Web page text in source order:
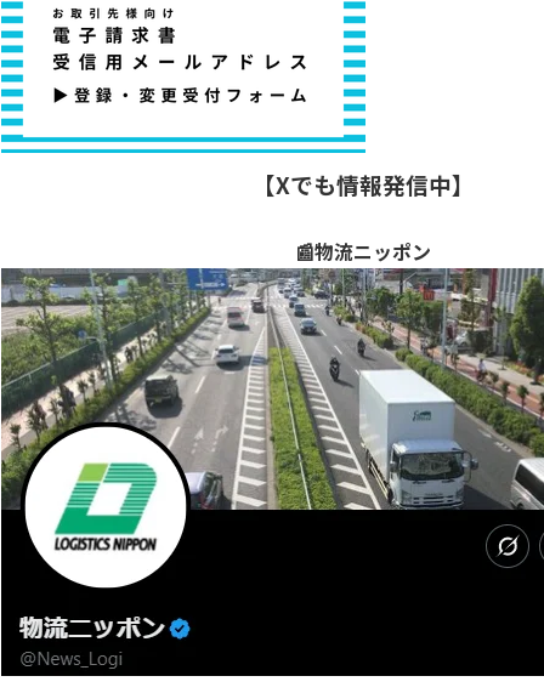
【Xでも情報発信中】
📰物流ニッポン